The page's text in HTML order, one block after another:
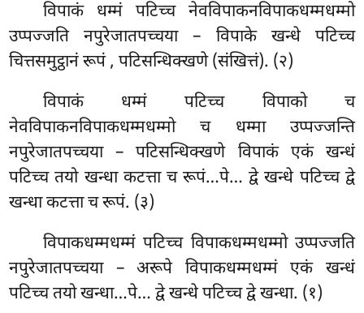
विपाकं धम्मं पटिच्च नेवविपाकनविपाकधम्मधम्मो
उप्पज्जति नपुरेजातपच्चया – विपाके खन्धे पटिच्च
चित्तसमुट्ठानं रूपं, पटिसन्धिक्खणे (संखित्तं). (२)
विपाकं धम्मं पटिच्च विपाको च
नेवविपाकनविपाकधम्मधम्मो च धम्मा उप्पज्जन्ति
नपुरेजातपच्चया – पटिसन्धिक्खणे विपाकं एकं खन्धं
पटिच्च तयो खन्धा कटत्ता च रूपं…पे… द्वे खन्धे पटिच्च द्वे
खन्धा कटत्ता च रूपं. (३)
विपाकधम्मधम्मंपटिच्च विपाकधम्मधम्मो उप्पज्जति
नपुरेजातपच्चया – अरूपे विपाकधम्मधम्मं एकं खन्धं
पटिच्च तयो खन्धा…पे… द्वे खन्धे पटिच्च द्वे खन्धा. (१)